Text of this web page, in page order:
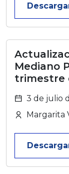
Mediano
trimestre
3 de julio
Margarita